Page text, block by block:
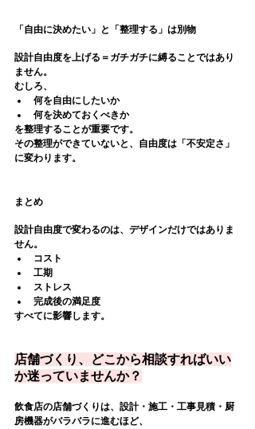
「自由に決めたい」と「整理する」は別物
設計自由度を上げる＝ガチガチに縛ることではあり
ません。
むしろ、
何を自由にしたいか
何を決めておくべきか
を整理することが重要です。
その整理ができていないと、自由度は「不安定さ」
に変わります。
まとめ
設計自由度で変わるのは、デザインだけではありま
せん。
コスト
工期
ストレス
完成後の満足度
すべてに影響します。
店舗づくり、どこから相談すればいい
か迷っていませんか？
飲食店の店舗づくりは、設計・施工・工事見積・厨
房機器がバラバラに進むほど、